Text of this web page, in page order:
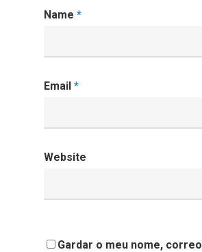
Name *
Email *
Website
Gardar o meu nome, correo